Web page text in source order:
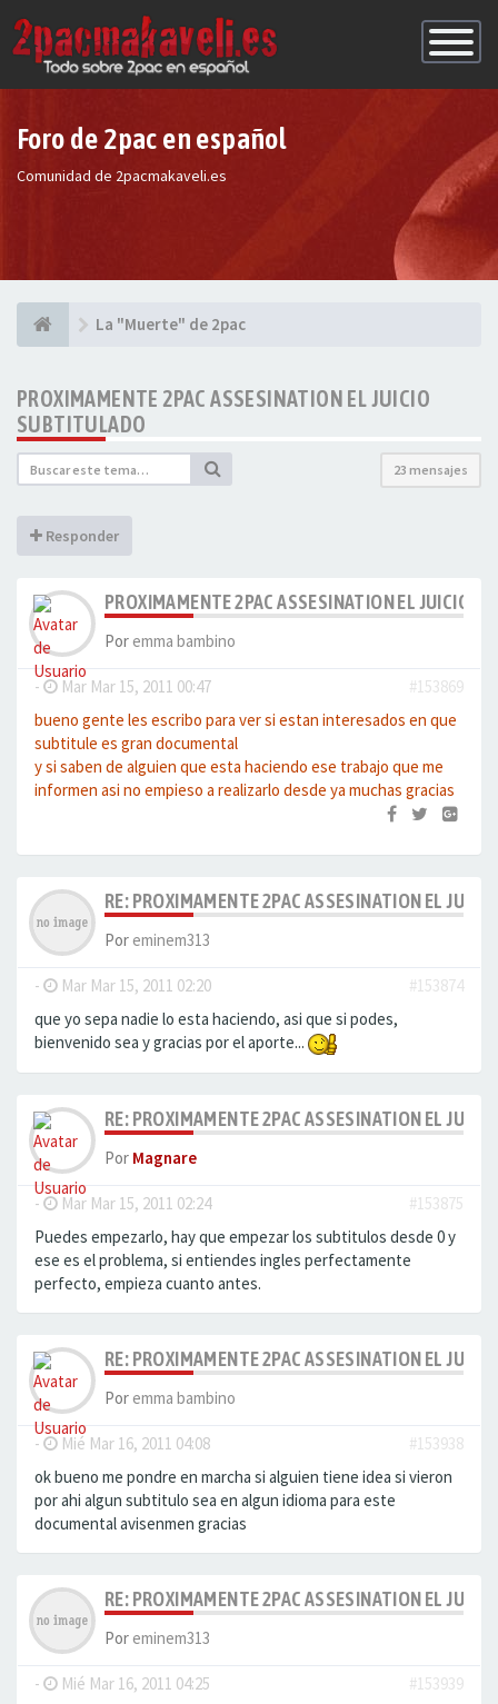
de
Foro de 2pac en español
Comunidad de 2pacmakaveli.es
La "Muerte" de 2pac
PROXIMAMENTE 2PAC ASSESINATION EL JUICIO
SUBTITULADO
23 mensajes
Responder
PROXIMAMENTE 2PAC ASSESINATION EL JUICIO
Por emma bambino
- Mar Mar 15, 2011 00:47
#153869
bueno gente les escribo para ver si estan interesados en que
subtitule es gran documental
y si saben de alguien que esta haciendo ese trabajo que me
informen asi no empieso a realizarlo desde ya muchas gracias
RE: PROXIMAMENTE 2PAC ASSESINATION EL
Por eminem313
- Mar Mar 15, 2011 02:20
#153874
que yo sepa nadie lo esta haciendo, asi que si podes,
bienvenido sea y gracias por el aporte...
RE: PROXIMAMENTE 2PAC ASSESINATION EL
Por Magnare
- Mar Mar 15, 2011 02:24
#153875
Puedes empezarlo, hay que empezar los subtitulos desde 0 y
ese es el problema, si entiendes ingles perfectamente
perfecto, empieza cuanto antes.
RE: PROXIMAMENTE 2PAC ASSESINATION EL
Por emma bambino
- Mié Mar 16, 2011 04:08
#153938
ok bueno me pondre en marcha si alguien tiene idea si vieron
por ahi algun subtitulo sea en algun idioma para este
documental avisenmen gracias
RE: PROXIMAMENTE 2PAC ASSESINATION EL
Por eminem313
- Mié Mar 16, 2011 04:25
#153939